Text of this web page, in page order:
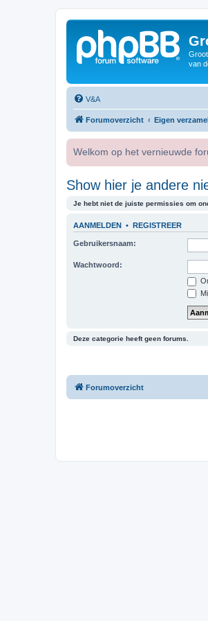
van
V&A
Forumoverzicht Eigen
Welkom op het vernieuwde
Show hier je andere
Je hebt niet de juiste permissies om
AANMELDEN • REGISTREER
Gebruikersnaam:
Wachtwoord:
Deze categorie heeft geen forums.
Forumoverzicht